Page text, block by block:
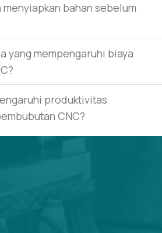
menyiapkan bahan sebelum
yang mempengaruhi biaya
produktivitas
CNC?